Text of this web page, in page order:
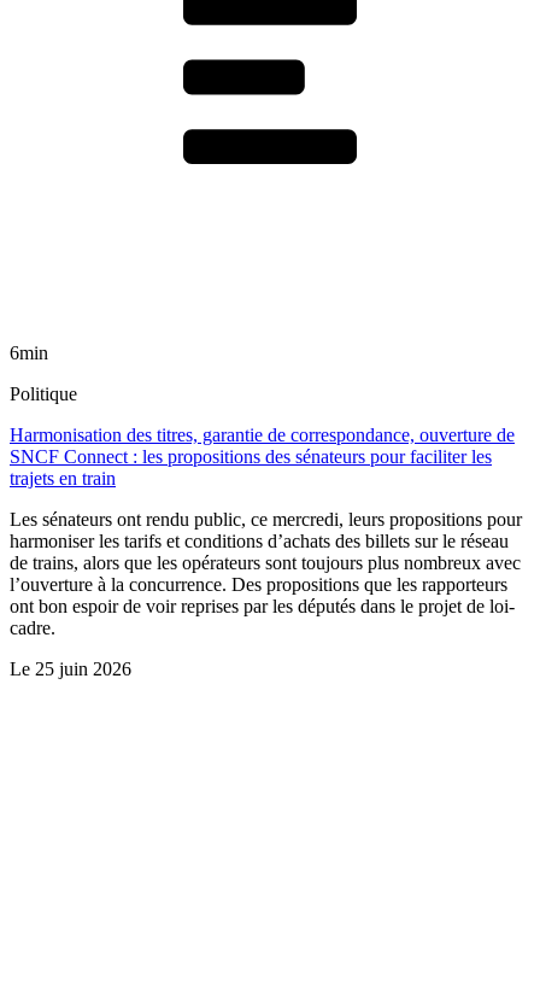
6min
Politique
Harmonisation des titres, garantie de correspondance, ouverture de
SNCF Connect : les propositions des sénateurs pour faciliter les
trajets en train
Les sénateurs ont rendu public, ce mercredi, leurs propositions pour
harmoniser les tarifs et conditions d’achats des billets sur le réseau
de trains, alors que les opérateurs sont toujours plus nombreux avec
l’ouverture à la concurrence. Des propositions que les rapporteurs
ont bon espoir de voir reprises par les députés dans le projet de loi-
cadre.
Le 25 juin 2026